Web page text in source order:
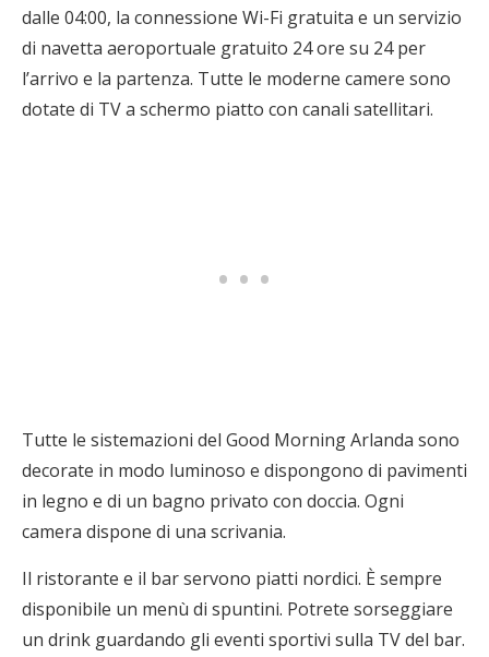
dalle 04:00, la connessione Wi-Fi gratuita e un servizio
di navetta aeroportuale gratuito 24 ore su 24 per
l’arrivo e la partenza. Tutte le moderne camere sono
dotate di TV a schermo piatto con canali satellitari.
Tutte le sistemazioni del Good Morning Arlanda sono
decorate in modo luminoso e dispongono di pavimenti
in legno e di un bagno privato con doccia. Ogni
camera dispone di una scrivania.
Il ristorante e il bar servono piatti nordici. È sempre
disponibile un menù di spuntini. Potrete sorseggiare
un drink guardando gli eventi sportivi sulla TV del bar.